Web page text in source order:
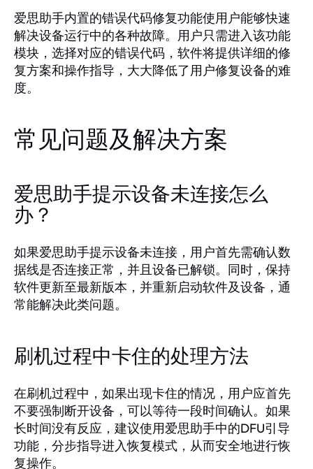
爱思助手内置的错误代码修复功能使用户能够快速
解决设备运行中的各种故障。用户只需进入该功能
模块，选择对应的错误代码，软件将提供详细的修
复方案和操作指导，大大降低了用户修复设备的难
度。
常见问题及解决方案
爱思助手提示设备未连接怎么
办？
如果爱思助手提示设备未连接，用户首先需确认数
据线是否连接正常，并且设备已解锁。同时，保持
软件更新至最新版本，并重新启动软件及设备，通
常能解决此类问题。
刷机过程中卡住的处理方法
在刷机过程中，如果出现卡住的情况，用户应首先
不要强制断开设备，可以等待一段时间确认。如果
长时间没有反应，建议使用爱思助手中的DFU引导
功能，分步指导进入恢复模式，从而安全地进行恢
复操作。